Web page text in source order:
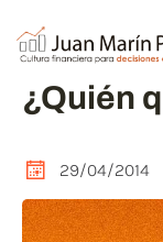
¿Quién
29/04/2014